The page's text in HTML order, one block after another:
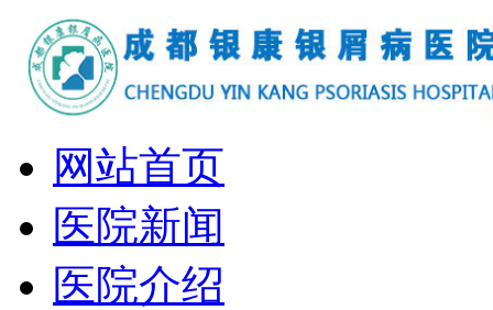
网站首页
医院新闻
医院介绍